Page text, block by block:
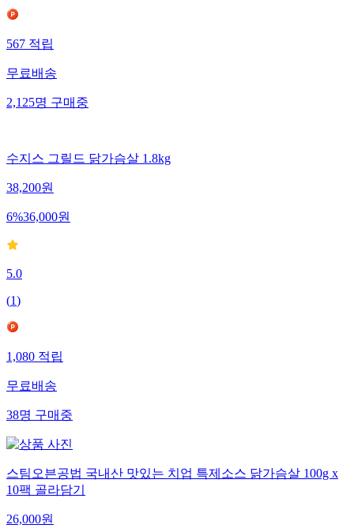
567적립
무료배송
2,125명구매중
수지스 그릴드 닭가슴살 1.8kg
38,200원
6%36,000원
5.0
(1)
1,080적립
무료배송
38명구매중
스팀오븐공법 국내산 맛있는 치업 특제소스 닭가슴살 100g x
10팩 골라담기
26,000원